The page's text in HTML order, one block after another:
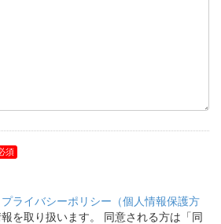
プライバシーポリシー（個人情報保護方
を取り扱います。 同意される方は「同